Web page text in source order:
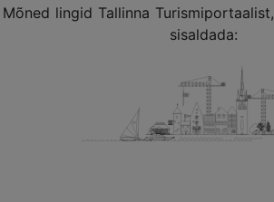
Mõned lingid Tallinna
sisaldada: